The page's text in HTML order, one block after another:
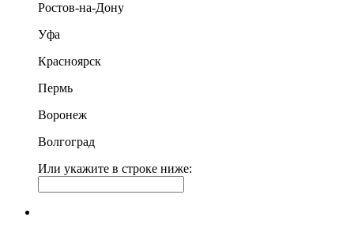
Ростов-на-Дону
Уфа
Красноярск
Пермь
Воронеж
Волгоград
Или укажите в строке ниже: